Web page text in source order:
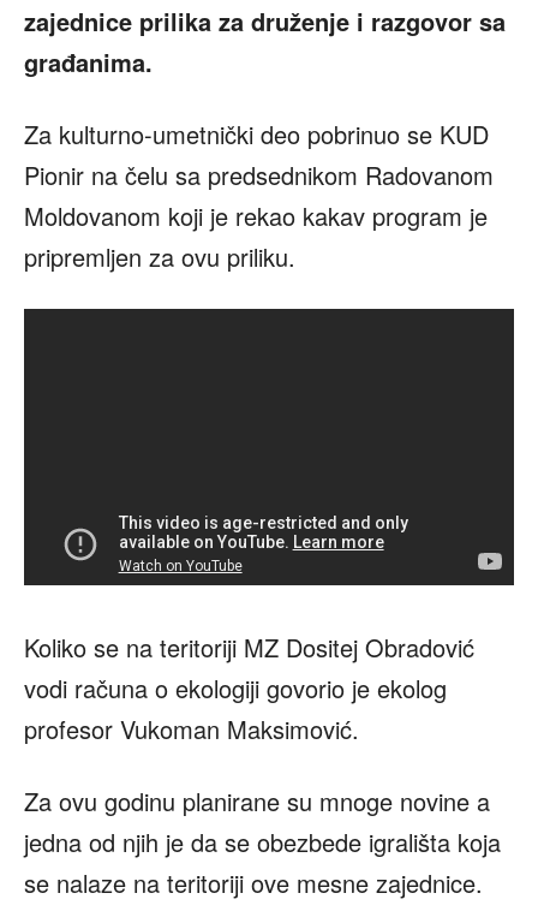
zajednice prilika za druženje i razgovor sa
građanima.
Za kulturno-umetnički deo pobrinuo se KUD
Pionir na čelu sa predsednikom Radovanom
Moldovanom koji je rekao kakav program je
pripremljen za ovu priliku.
Koliko se na teritoriji MZ Dositej Obradović
vodi računa o ekologiji govorio je ekolog
profesor Vukoman Maksimović.
Za ovu godinu planirane su mnoge novine a
jedna od njih je da se obezbede igrališta koja
se nalaze na teritoriji ove mesne zajednice.